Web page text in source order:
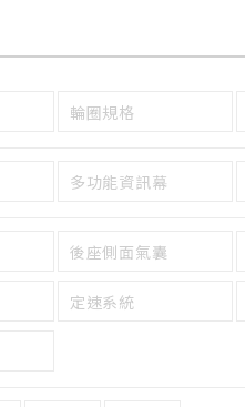
輪圈規格
多功能資訊幕
後座側面氣囊
定速系統